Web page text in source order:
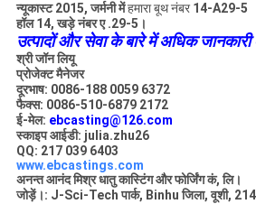
न्यूकास्ट 2015, जर्मनी मेंहमारा बूथ नंबर14-A29-5
हॉल 14, खड़े नंबर ए .29-5।
उत्पादों और सेवा के बारे में अधिक
श्री जॉन लियू
प्रोजेक्ट मैनेजर
दूरभाष: 0086-188 0059 6372
फैक्स: 0086-510-6879 2172
ई-मेल: ebcasting@126.com
स्काइप आईडी: julia.zhu26
QQ: 217 039 6403
www.ebcastings.com
अनन्त आनंद मिश्र धातु कास्टिंग और फोर्जिंग कं, लि।
जोड़ें।: J-Sci-Tech पार्क, Binhu जिला, वूशी,